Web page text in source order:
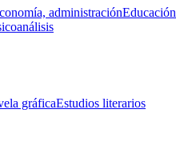
administraciónEducación
gráficaEstudios literarios